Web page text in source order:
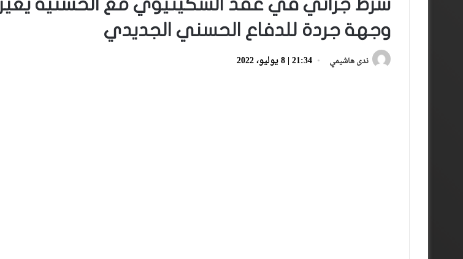
شرط جزائي في عقد السكيتيوي مع الحسنية يغير
وجهة جردة للدفاع الحسني الجديدي
ندى هاشيمي 21:34 | 8 يوليو، 2022